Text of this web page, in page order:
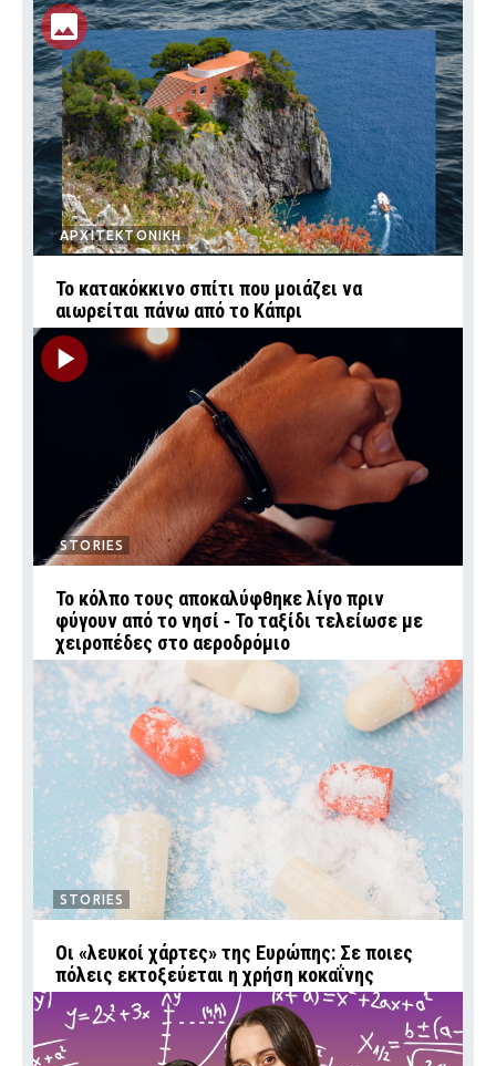
ΑΡΧΙΤΕΚΤΟΝΙΚΗ
Το κατακόκκινο σπίτι που μοιάζει να
αιωρείται πάνω από το Κάπρι
STORIES
Το κόλπο τους αποκαλύφθηκε λίγο πριν
φύγουν από το νησί ‑ Το ταξίδι τελείωσε με
χειροπέδες στο αεροδρόμιο
STORIES
Οι «λευκοί χάρτες» της Ευρώπης: Σε ποιες
πόλεις εκτοξεύεται η χρήση κοκαΐνης